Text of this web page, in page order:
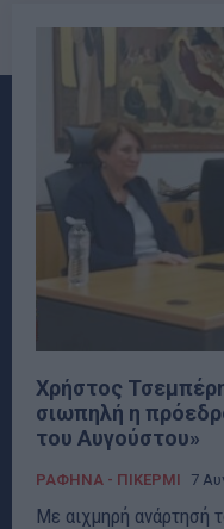
Χρήστος
σιωπηλή η
του Αυγούστου»
ΡΑΦΗΝΑ - ΠΙΚΕΡΜΙ 7
Με αιχμηρή ανάρτησή